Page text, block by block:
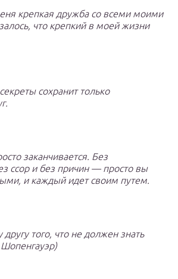
крепкая дружба со всеми моими
что крепкий в моей жизни
сохранит только
заканчивается. Без
ссор и без причин — просто вы
и каждый идет своим путем.
того, что не должен знать
Шопенгауэр)